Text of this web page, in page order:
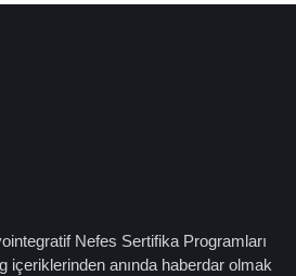
Nefes Sertifika Programları
içeriklerinden anında haberdar olmak